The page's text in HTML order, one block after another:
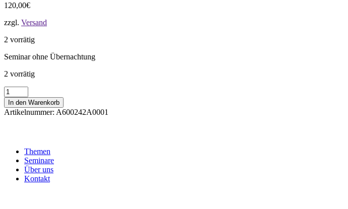
120,00€
zzgl. Versand
2 vorrätig
Seminar ohne Übernachtung
2 vorrätig
TESTSEMINAR
Die
digitale
Seite
In den Warenkorb
Artikelnummer: A600242A0001
Themen
Seminare
Über uns
Kontakt